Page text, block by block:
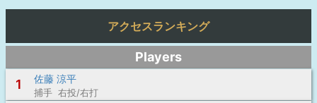
アクセスランキング
Players
1
佐藤 涼平
捕手 右投/右打